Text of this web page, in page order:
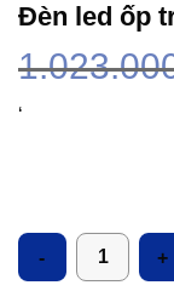
Đèn led ốp
‘
Số lượng